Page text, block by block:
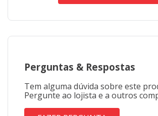
Perguntas & Respostas
Tem alguma dúvida sobre este
Pergunte ao lojista e a outros